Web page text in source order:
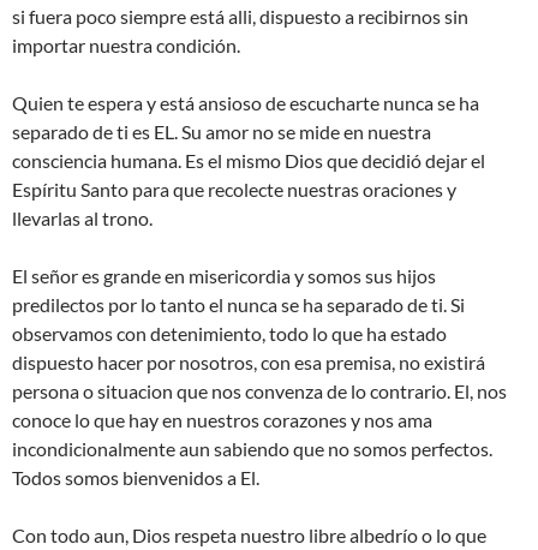
si fuera poco siempre está alli, dispuesto a recibirnos sin
importar nuestra condición.
Quien te espera y está ansioso de escucharte nunca se ha
separado de ti es EL. Su amor no se mide en nuestra
consciencia humana. Es el mismo Dios que decidió dejar el
Espíritu Santo para que recolecte nuestras oraciones y
llevarlas al trono.
El señor es grande en misericordia y somos sus hijos
predilectos por lo tanto el nunca se ha separado de ti. Si
observamos con detenimiento, todo lo que ha estado
dispuesto hacer por nosotros, con esa premisa, no existirá
persona o situacion que nos convenza de lo contrario. El, nos
conoce lo que hay en nuestros corazones y nos ama
incondicionalmente aun sabiendo que no somos perfectos.
Todos somos bienvenidos a El.
Con todo aun, Dios respeta nuestro libre albedrío o lo que